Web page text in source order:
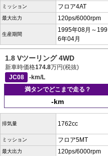
ミッション フロア4AT
最大出力 120ps/6000rpm
生産期間
1995年08月～199
6年04月
1.8 Vツーリング 4WD
新車時価格174.8万円(税抜)
JC08
-km/L
満タンでどこまで走る？
-km
排気量 1762cc
ミッション フロア5MT
最大出力 120ps/6000rpm